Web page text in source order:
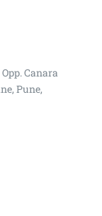
Opp. Canara
Pune,